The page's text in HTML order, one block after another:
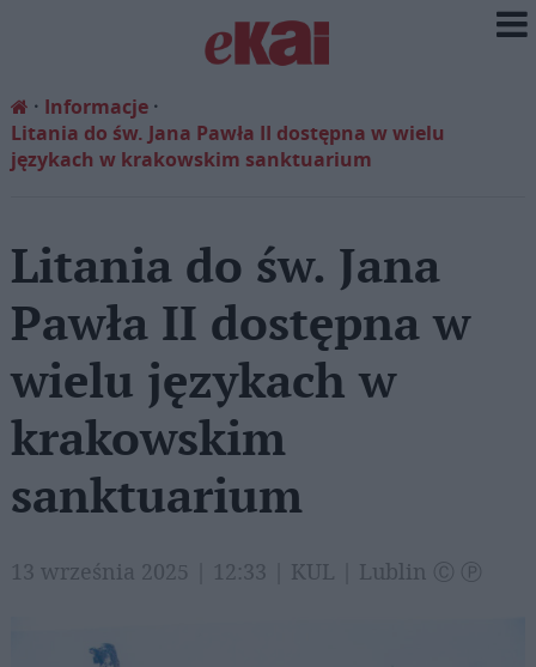
Informacje
Litania do św. Jana Pawła II dostępna w wielu
językach w krakowskim sanktuarium
Litania do św. Jana
Pawła II dostępna w
wielu językach w
krakowskim
sanktuarium
13 września 2025 | 12:33 | KUL | Lublin Ⓒ Ⓟ